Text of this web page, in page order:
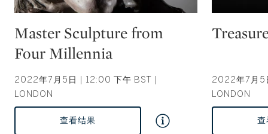
Type: auction
Master Sculpture from
Four Millennia
2022年7月5日 | 12:00 下午 BST |
LONDON
查看结果
Type: auction
2022年7月5
LONDON
查